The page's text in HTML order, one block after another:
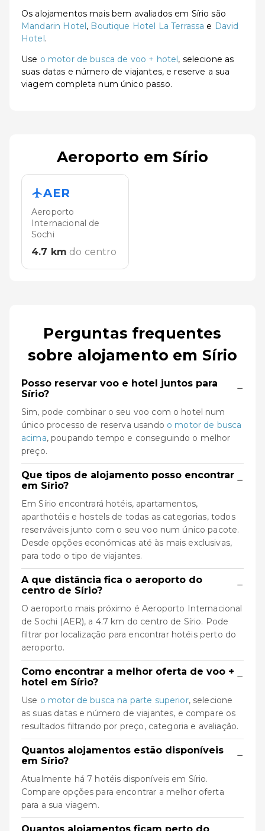
Os alojamentos mais bem avaliados em Sírio são
Mandarin Hotel, Boutique Hotel La Terrassa e David
Hotel.
Use o motor de busca de voo + hotel, selecione as
suas datas e número de viajantes, e reserve a sua
viagem completa num único passo.
Aeroporto em Sírio
AER
Aeroporto
Internacional de
Sochi
4.7 km do centro
Perguntas frequentes
sobre alojamento em Sírio
Posso reservar voo e hotel juntos para
Sírio?
−
Sim, pode combinar o seu voo com o hotel num
único processo de reserva usando o motor de busca
acima, poupando tempo e conseguindo o melhor
preço.
Que tipos de alojamento posso encontrar
em Sírio?
−
Em Sírio encontrará hotéis, apartamentos,
aparthotéis e hostels de todas as categorias, todos
reserváveis junto com o seu voo num único pacote.
Desde opções económicas até às mais exclusivas,
para todo o tipo de viajantes.
A que distância fica o aeroporto do
centro de Sírio?
−
O aeroporto mais próximo é Aeroporto Internacional
de Sochi (AER), a 4.7 km do centro de Sírio. Pode
filtrar por localização para encontrar hotéis perto do
aeroporto.
Como encontrar a melhor oferta de voo +
hotel em Sírio?
−
Use o motor de busca na parte superior, selecione
as suas datas e número de viajantes, e compare os
resultados filtrando por preço, categoria e avaliação.
Quantos alojamentos estão disponíveis
em Sírio?
−
Atualmente há 7 hotéis disponíveis em Sírio.
Compare opções para encontrar a melhor oferta
para a sua viagem.